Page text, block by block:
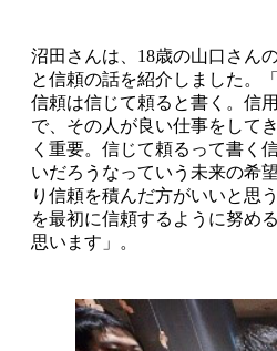
沼田さんは、18歳の山口さん
と信頼の話を紹介しました。
信頼は信じて頼ると書く。信
で、その人が良い仕事をして
く重要。信じて頼るって書く
いだろうなっていう未来の希
り信頼を積んだ方がいいと思
を最初に信頼するように努め
思います」。